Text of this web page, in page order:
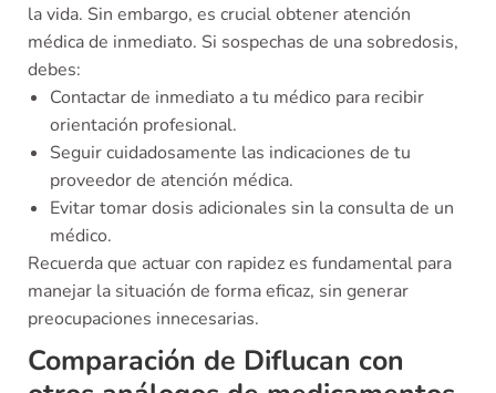
la vida. Sin embargo, es crucial obtener atención
médica de inmediato. Si sospechas de una sobredosis,
debes:
Contactar de inmediato a tu médico para recibir
orientación profesional.
Seguir cuidadosamente las indicaciones de tu
proveedor de atención médica.
Evitar tomar dosis adicionales sin la consulta de un
médico.
Recuerda que actuar con rapidez es fundamental para
manejar la situación de forma eficaz, sin generar
preocupaciones innecesarias.
Comparación de Diflucan con